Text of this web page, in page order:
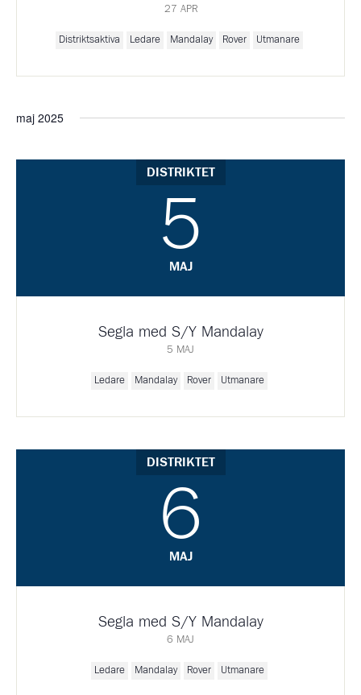
27 APR
Distriktsaktiva Ledare Mandalay Rover Utmanare
maj 2025
DISTRIKTET
5
MAJ
Segla med S/Y Mandalay
5 MAJ
Ledare Mandalay Rover Utmanare
DISTRIKTET
6
MAJ
Segla med S/Y Mandalay
6 MAJ
Ledare Mandalay Rover Utmanare